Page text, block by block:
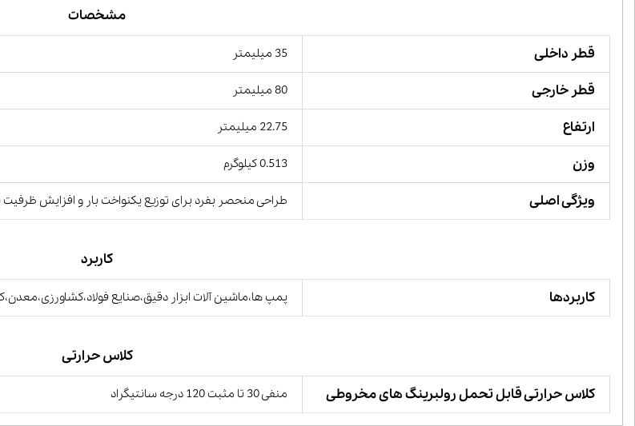
مشخصات
قطر داخلی 35 میلیمتر
قطر خارجی 80 میلیمتر
ارتفاع 22.75 میلیمتر
وزن 0.513 کیلوگرم
ویژگی اصلی طراحی منحصر بفرد برای توزیع یکنواخت بار و افزایش ظرفیت
کاربرد
کاربردها پمپ ها،ماشین آلات ابزار دقیق،صنایع
کلاس حرارتی
کلاس حرارتی قابل تحمل رولبرینگ های مخروطی منفی 30 تا مثبت 120 درجه سانتیگراد